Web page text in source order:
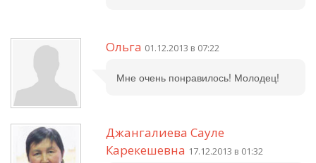
Ольга 01.12.2013 в 07:22
Мне очень понравилось! Молодец!
Джангалиева Сауле
Карекешевна 17.12.2013 в 01:32